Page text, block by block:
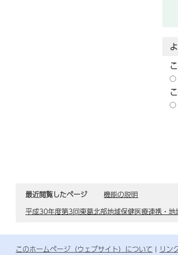
最近閲覧したページ
機能の説明
平成30年度第3回東葛北部地域保健医療連携・
このホームページ（ウェブサイト）について リン